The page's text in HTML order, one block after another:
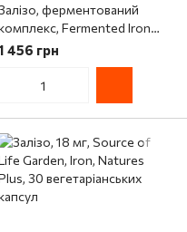
ферментований
Fermented Iron
New Chapter, 90
вегетаріанських капсул
456 грн